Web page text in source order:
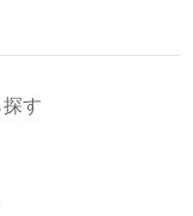
す